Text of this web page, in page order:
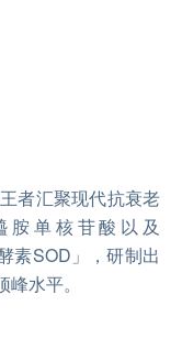
者汇聚现代抗衰老
胺单核苷酸以及
素SOD」，研制出
水平。